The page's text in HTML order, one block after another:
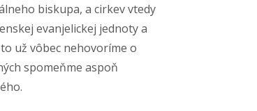
biskupa, a cirkev vtedy
evanjelickej jednoty a
už vôbec nehovoríme o
spomeňme aspoň